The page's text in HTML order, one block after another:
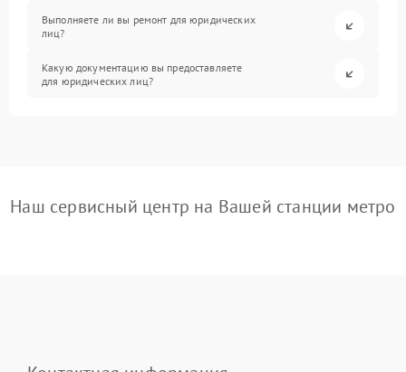
Выполняете ли вы ремонт для юридических
лиц?
Какую документацию вы предоставляете
для юридических лиц?
Наш сервисный центр на Вашей станции метро